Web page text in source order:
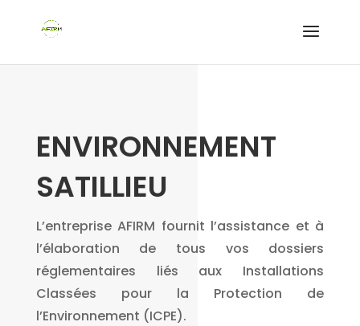
ENVIRONNEMENT
SATILLIEU
L’entreprise AFIRM fournit l’assistance et à
l’élaboration de tous vos dossiers
réglementaires liés aux Installations
Classées pour la Protection de
l’Environnement (ICPE).